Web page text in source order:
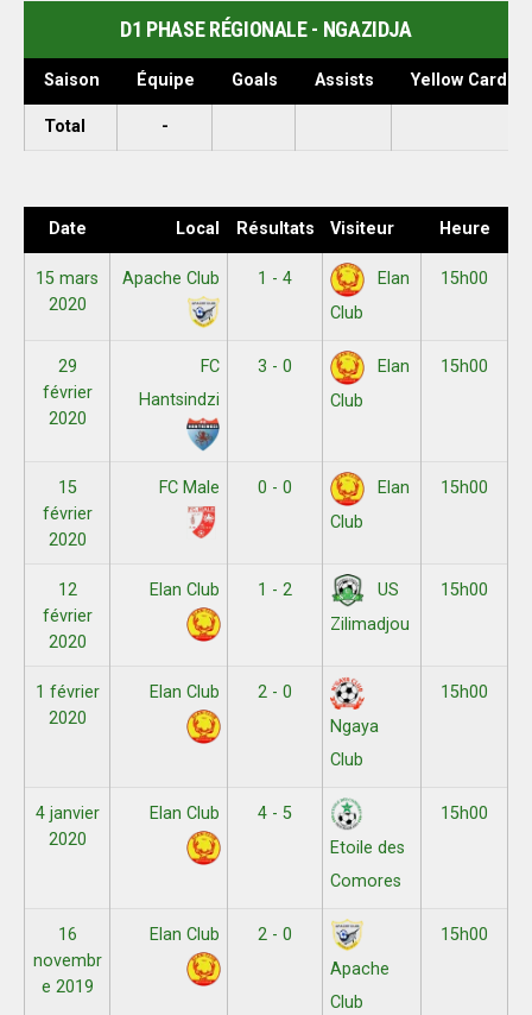
D1 PHASE RÉGIONALE - NGAZIDJA
Saison Équipe Goals Assists Yellow Cards
Total -
Date Local Résultats Visiteur Heure
15 mars
2020
Apache Club 1 - 4
Elan
Club
15h00
29
février
2020
FC
Hantsindzi
3 - 0
Elan
Club
15h00
15
février
2020
FC Male 0 - 0
Elan
Club
15h00
12
février
2020
Elan Club 1 - 2
US
Zilimadjou
15h00
1 février
2020
Elan Club
2 - 0
Ngaya
Club
15h00
4 janvier
2020
Elan Club
4 - 5
Etoile des
Comores
15h00
16
novembr
e 2019
Elan Club
2 - 0
Apache
Club
15h00